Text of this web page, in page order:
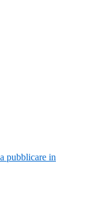
pubblicare in